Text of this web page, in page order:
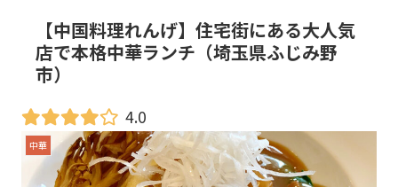
【中国料理れんげ】住宅街にある大人気
店で本格中華ランチ（埼玉県ふじみ野
市）
4.0
中華